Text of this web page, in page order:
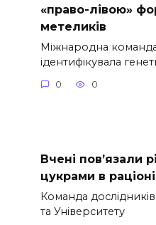
«право-лівою»
метеликів
Міжнародна
ідентифікувала
0 0
Вчені пов’язали
цукрами в раціоні
Команда
та Університету